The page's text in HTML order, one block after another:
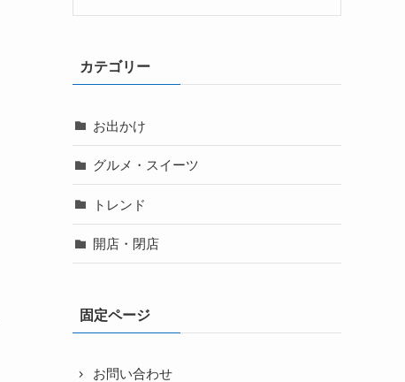
カテゴリー
お出かけ
グルメ・スイーツ
トレンド
開店・閉店
固定ページ
お問い合わせ